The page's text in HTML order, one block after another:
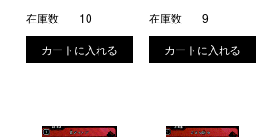
在庫数 10 在庫数 9